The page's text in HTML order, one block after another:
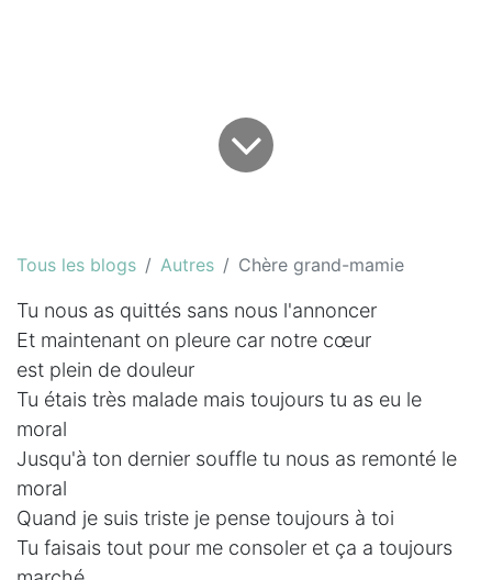
Tous les blogs Autres Chère grand-mamie
Tu nous as quittés sans nous l'annoncer
Et maintenant on pleure car notre cœur
est plein de douleur
Tu étais très malade mais toujours tu as eu le
moral
Jusqu'à ton dernier souffle tu nous as remonté le
moral
Quand je suis triste je pense toujours à toi
Tu faisais tout pour me consoler et ça a toujours